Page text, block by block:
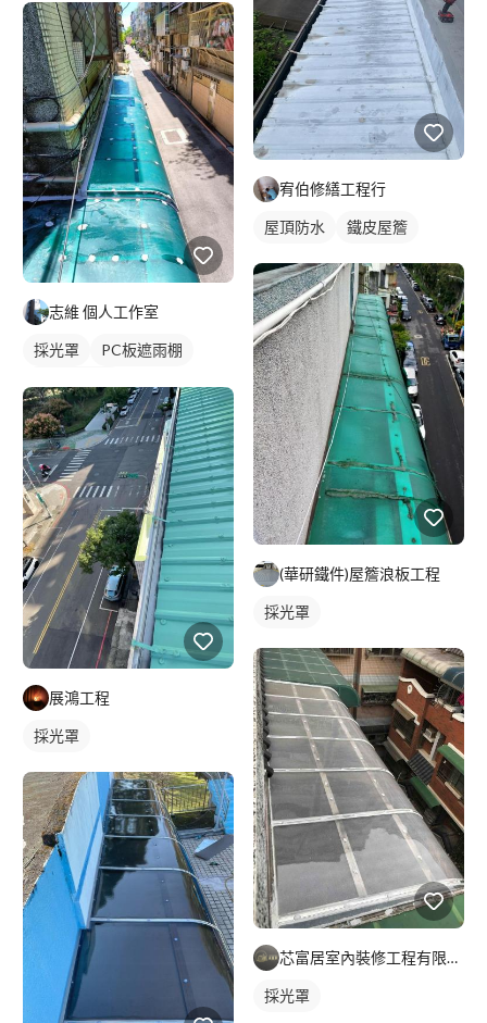
志維 個人工作室
採光罩
PC板遮雨棚
展鴻工程
採光罩
宥伯修繕工程行
屋頂防水 鐵皮屋簷
(華研鐵件)屋簷浪板工程
採光罩
芯富居室內裝修工程有限公司
採光罩